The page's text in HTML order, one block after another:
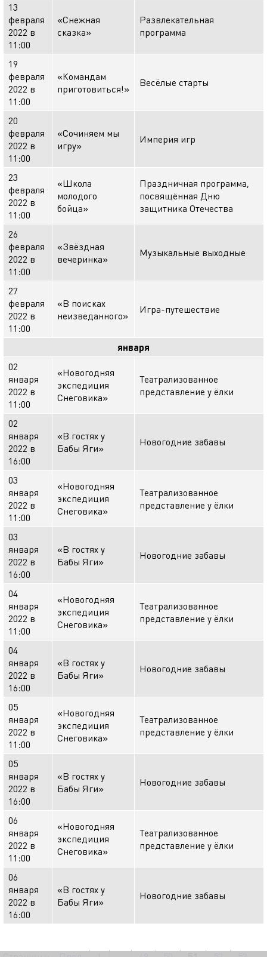
13
февраля
2022 в
11:00
«Снежная
сказка»
Развлекательная
программа
19
февраля
2022 в
11:00
«Командам
приготовиться!»
Весёлые старты
20
февраля
2022 в
11:00
«Сочиняем мы
игру»
Империя игр
23
февраля
2022 в
11:00
«Школа
молодого
бойца»
Праздничная программа,
посвящённая Дню
защитника Отечества
26
февраля
2022 в
11:00
«Звёздная
вечеринка»
Музыкальные выходные
27
февраля
2022 в
11:00
«В поисках
неизведанного»
Игра-путешествие
января
02
января
2022 в
11:00
«Новогодняя
экспедиция
Снеговика»
Театрализованное
представление у ёлки
02
января
2022 в
16:00
«В гостях у
Бабы Яги»
Новогодние забавы
03
января
2022 в
11:00
«Новогодняя
экспедиция
Снеговика»
Театрализованное
представление у ёлки
03
января
2022 в
16:00
«В гостях у
Бабы Яги»
Новогодние забавы
04
января
2022 в
11:00
«Новогодняя
экспедиция
Снеговика»
Театрализованное
представление у ёлки
04
января
2022 в
16:00
«В гостях у
Бабы Яги»
Новогодние забавы
05
января
2022 в
11:00
«Новогодняя
экспедиция
Снеговика»
Театрализованное
представление у ёлки
05
января
2022 в
16:00
«В гостях у
Бабы Яги»
Новогодние забавы
06
января
2022 в
11:00
«Новогодняя
экспедиция
Снеговика»
Театрализованное
представление у ёлки
06
января
2022 в
16:00
«В гостях у
Бабы Яги»
Новогодние забавы